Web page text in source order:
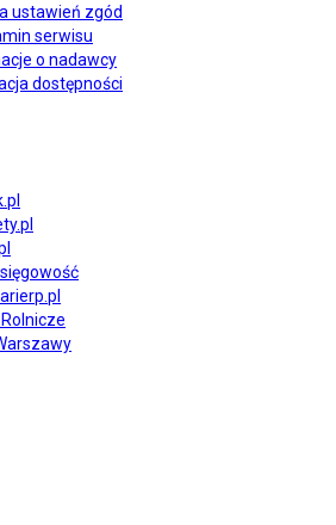
ustawień zgód
serwisu
o nadawcy
dostępności